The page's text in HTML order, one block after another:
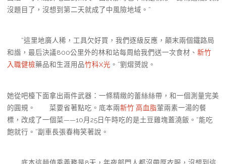
沒題目了，沒想到第二天就成了中風險地域。”
“這里地廣人稀，工具欠好買，我們逐級反應，顛末兩個鐵路局
和諧，最后決議800公里外的林和站每周給我們送一次食材、 新竹
入職健檢藥品和生涯用品竹科X光 。”劉熠赟說。
她從吧檯下面拿出兩件武器：一條精緻的蕾絲絲帶，和一個測量完美
的圓規。 菜要省著點吃。底本兩新竹 高血脂葷兩素一湯的餐
標，改成了一個菜——10月25日午時吃的是土豆雞塊蓋澆飯。“能吃
飽就行。”副車長張春梅笑著說。